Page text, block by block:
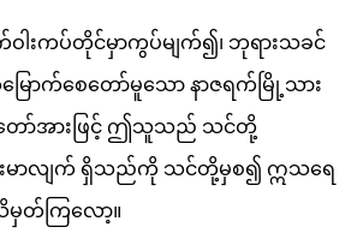
းကပ်တိုင်မှာကွပ်မျက်၍၊ ဘုရားသခင်
ောက်စေတော်မူသော နာဇရက်မြို့သား
ော်အားဖြင့် ဤသူသည် သင်တို့
းမာလျက် ရှိသည်ကို သင်တို့မှစ၍ ဣသရေ
တ်ကြလော့။